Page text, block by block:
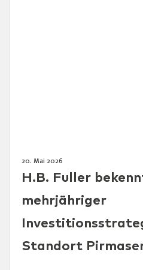
20. Mai 2026
H.B. Fuller
mehrjähriger
Standort